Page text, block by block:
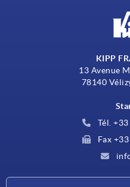
KIPP
13 Avenue
78140
Tél.
Fax